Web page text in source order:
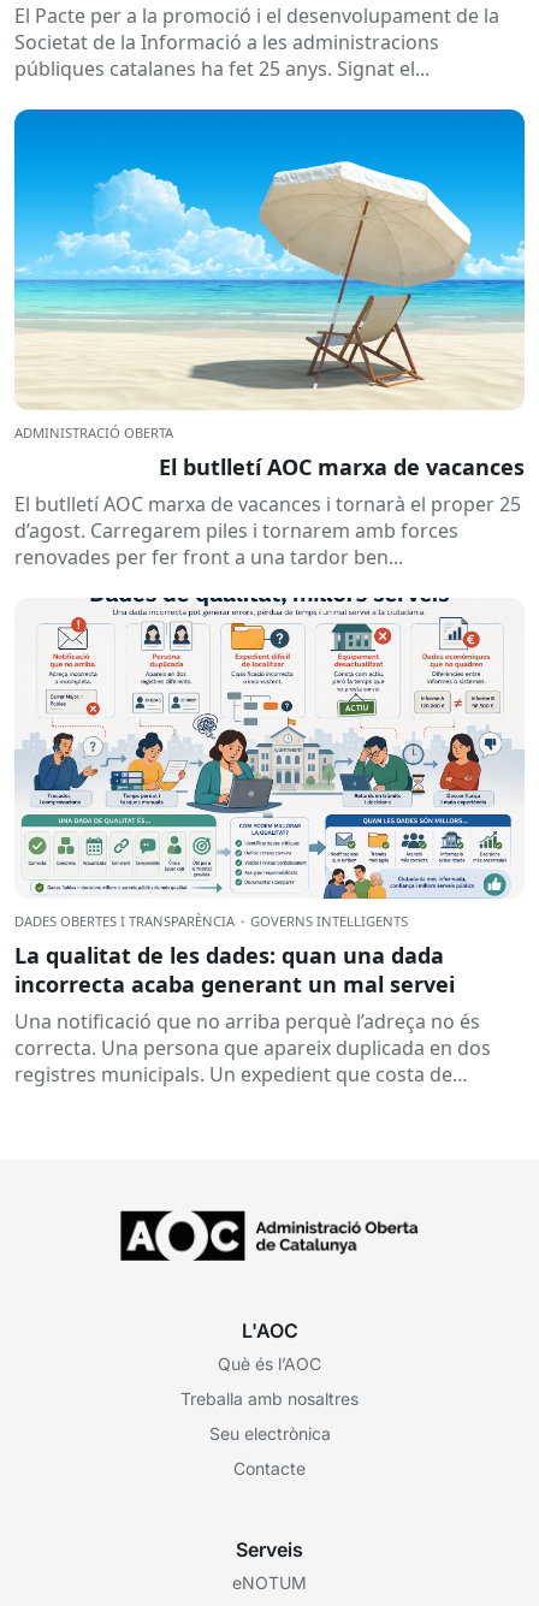
El Pacte per a la promoció i el desenvolupament de la
Societat de la Informació a les administracions
públiques catalanes ha fet 25 anys. Signat el...
ADMINISTRACIÓ OBERTA
El butlletí AOC marxa de vacances
El butlletí AOC marxa de vacances i tornarà el proper 25
d’agost. Carregarem piles i tornarem amb forces
renovades per fer front a una tardor ben...
DADES OBERTES I TRANSPARÈNCIA · GOVERNS INTEL·LIGENTS
La qualitat de les dades: quan una dada
incorrecta acaba generant un mal servei
Una notificació que no arriba perquè l’adreça no és
correcta. Una persona que apareix duplicada en dos
registres municipals. Un expedient que costa de
L'AOC
Què és l’AOC
Treballa amb nosaltres
Seu electrònica
Contacte
Serveis
eNOTUM